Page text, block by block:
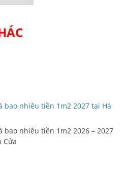
bao nhiêu tiền 1m2 2027 tại Hà
bao nhiêu tiền 1m2 2026 – 2027
Cửa